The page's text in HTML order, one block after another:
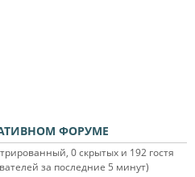
ФОРУМЕ
0 скрытых и 192 гостя
за последние 5 минут)